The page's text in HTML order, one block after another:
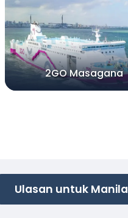
2GO Masagana
Ulasan untuk Manila